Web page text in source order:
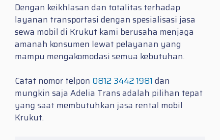
Dengan keikhlasan dan totalitas terhadap
layanan transportasi dengan spesialisasi jasa
sewa mobil di Krukut kami berusaha menjaga
amanah konsumen lewat pelayanan yang
mampu mengakomodasi semua kebutuhan.
Catat nomor telpon 0812 3442 1981dan
mungkin saja Adelia Trans adalah pilihan tepat
yang saat membutuhkan jasa rental mobil
Krukut.